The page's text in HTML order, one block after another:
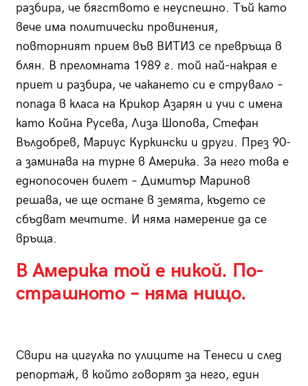
разбира, че бягството е неуспешно. Тъй като
вече има политически провинения,
повторният прием във ВИТИЗ се превръща в
блян. В преломната 1989 г. той най-накрая е
приет и разбира, че чакането си е струвало –
попада в класа на Крикор Азарян и учи с имена
като Койна Русева, Лиза Шопова, Стефан
Вълдобрев, Мариус Куркински и други. През 90-
а заминава на турне в Америка. За него това е
еднопосочен билет – Димитър Маринов
решава, че ще остане в земята, където се
сбъдват мечтите. И няма намерение да се
връща.
В Америка той е никой. По-
страшното – няма нищо.
Свири на цигулка по улиците на Тенеси и след
репортаж, в който говорят за него, един